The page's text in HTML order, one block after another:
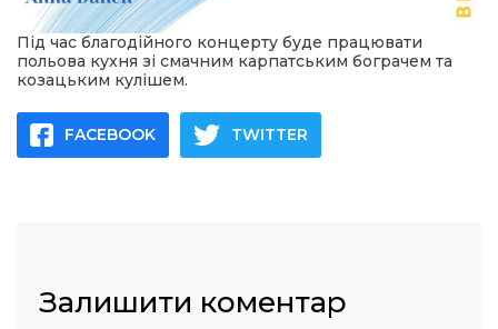
Під час благодійного концерту буде працювати
польова кухня зі смачним карпатським бограчем та
козацьким кулішем.
FACEBOOK TWITTER
Залишити коментар